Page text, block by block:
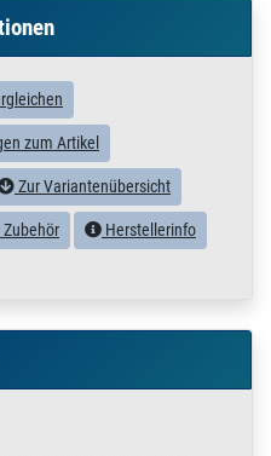
zum Artikel
Zur Variantenübersicht
Zubehör Herstellerinfo